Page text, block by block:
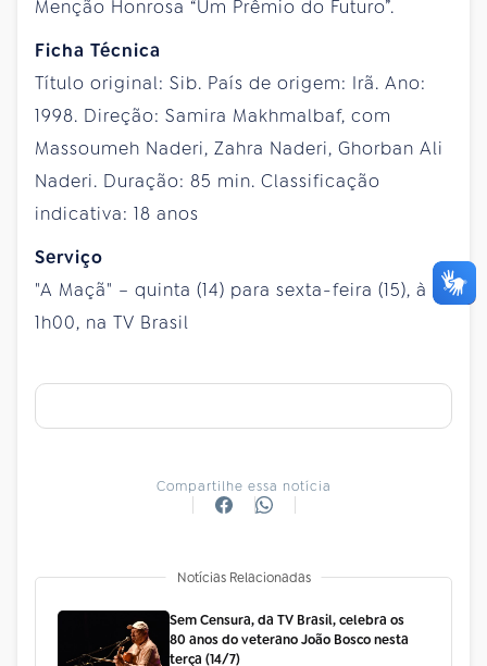
Menção Honrosa “Um Prêmio do Futuro”.
Ficha Técnica
Título original: Sib. País de origem: Irã. Ano:
1998. Direção: Samira Makhmalbaf, com
Massoumeh Naderi, Zahra Naderi, Ghorban Ali
Naderi. Duração: 85 min. Classificação
indicativa: 18 anos
Serviço
"A Maçã" – quinta (14) para sexta-feira (15), à
1h00, na TV Brasil
Compartilhe essa notícia
Notícias Relacionadas
Sem Censura, da TV Brasil, celebra os
80 anos do veterano João Bosco nesta
terça (14/7)